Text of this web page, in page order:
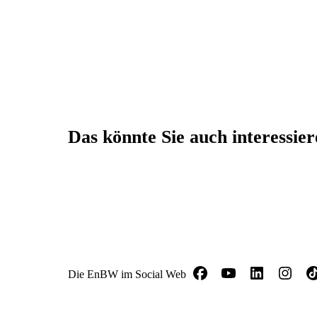
Das könnte Sie auch
Die EnBW im Social Web